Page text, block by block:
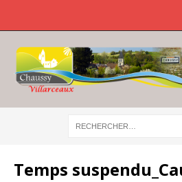
Temps